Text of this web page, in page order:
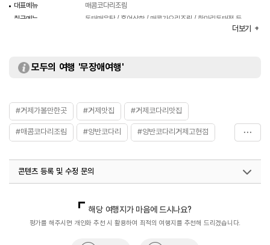
대표메뉴
매콤코다리조림
취급메뉴
동태매운탕 / 홍어삼합 / 매콤가오리조림 / 한마리동태전 등
더보기
모두의 여행 '무장애여행'
#거제가볼만한곳 #거제맛집 #거제코다리맛집
#매콤코다리조림 #양반코다리 #양반코다리거제고현점
콘텐츠 등록 및 수정 문의
해당 여행지가 마음에 드시나요?
평가를 해주시면 개인화 추천 시 활용하여 최적의 여행지를 추천해 드리겠습니다.